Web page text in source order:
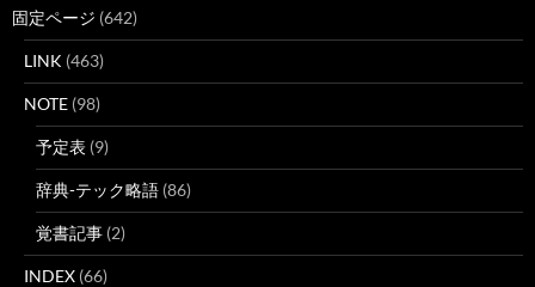
固定ページ (642)
LINK (463)
NOTE (98)
予定表 (9)
辞典-テック略語 (86)
覚書記事 (2)
INDEX (66)